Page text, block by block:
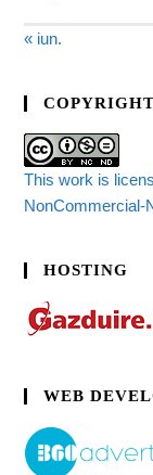
« iun.
COPYRIGHT
This work is
NonCommercial-
HOSTING
WEB